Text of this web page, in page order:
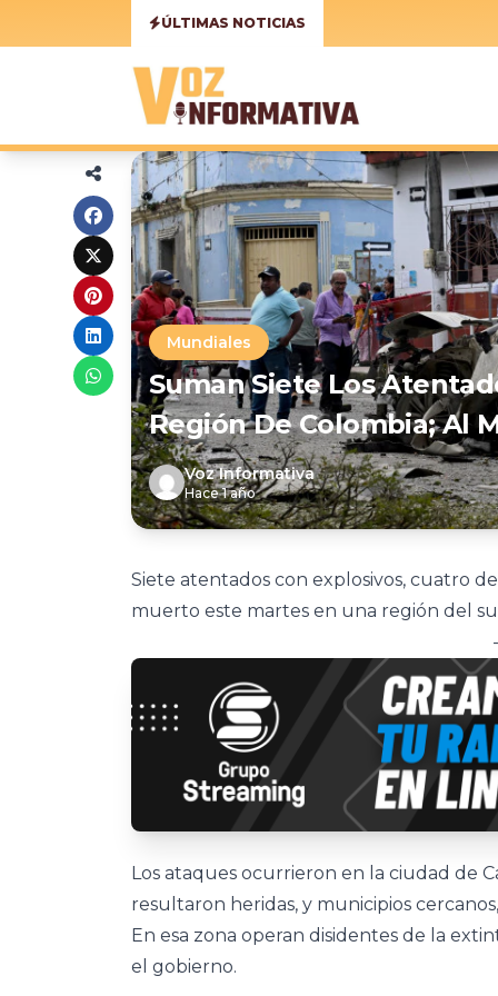
ÚLTIMAS NOTICIAS
Mundiales
Suman Siete Los
Región De Colombia; Al
Voz Informativa
Hace 1 año
Siete atentados con explosivos, cuatro
muerto este martes en una región del
Los ataques ocurrieron en la ciudad de
resultaron heridas, y municipios
En esa zona operan disidentes de la
el gobierno.